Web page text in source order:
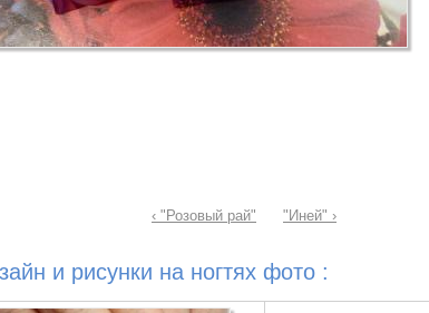
‹ "Розовый рай" "Иней" ›
и рисунки на ногтях фото :